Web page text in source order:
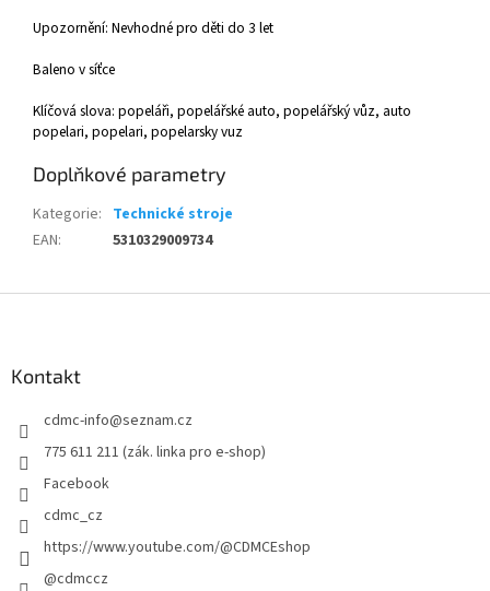
Upozornění: Nevhodné pro děti do 3 let
Baleno v síťce
Klíčová slova: popeláři, popelářské auto, popelářský vůz, auto
popelari, popelari, popelarsky vuz
Doplňkové parametry
Kategorie: Technické stroje
EAN: 5310329009734
Kontakt
cdmc-info@seznam.cz
775 611 211 (zák. linka pro e-shop)
Facebook
cdmc_cz
https://www.youtube.com/@CDMCEshop
@cdmccz